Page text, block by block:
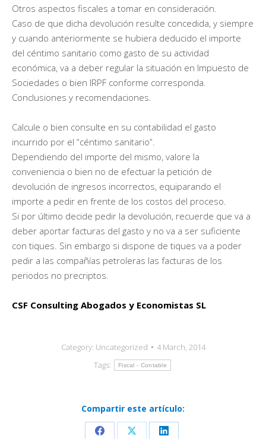
Otros aspectos fiscales a tomar en consideración.
Caso de que dicha devolución resulte concedida, y siempre
y cuando anteriormente se hubiera deducido el importe
del céntimo sanitario como gasto de su actividad
económica, va a deber regular la situación en Impuesto de
Sociedades o bien IRPF conforme corresponda.
Conclusiones y recomendaciones.
Calcule o bien consulte en su contabilidad el gasto
incurrido por el “céntimo sanitario”.
Dependiendo del importe del mismo, valore la
conveniencia o bien no de efectuar la petición de
devolución de ingresos incorrectos, equiparando el
importe a pedir en frente de los costos del proceso.
Si por último decide pedir la devolución, recuerde que va a
deber aportar facturas del gasto y no va a ser suficiente
con tiques. Sin embargo si dispone de tiques va a poder
pedir a las compañías petroleras las facturas de los
periodos no precriptos.
CSF Consulting Abogados y Economistas SL
Category: Uncategorized
4 March, 2014
Tags:
Fiscal - Contable
Compartir este artículo: